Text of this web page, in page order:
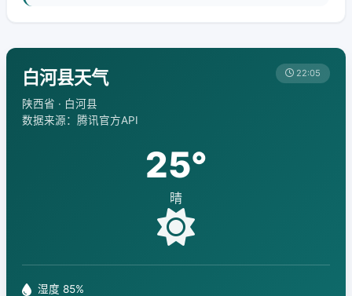
白河县天气
陕西省 · 白河县
数据来源：腾讯官方API
22:05
25°
晴
湿度 85%